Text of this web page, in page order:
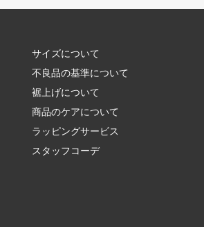
サイズについて
不良品の基準について
裾上げについて
商品のケアについて
ラッピングサービス
スタッフコーデ